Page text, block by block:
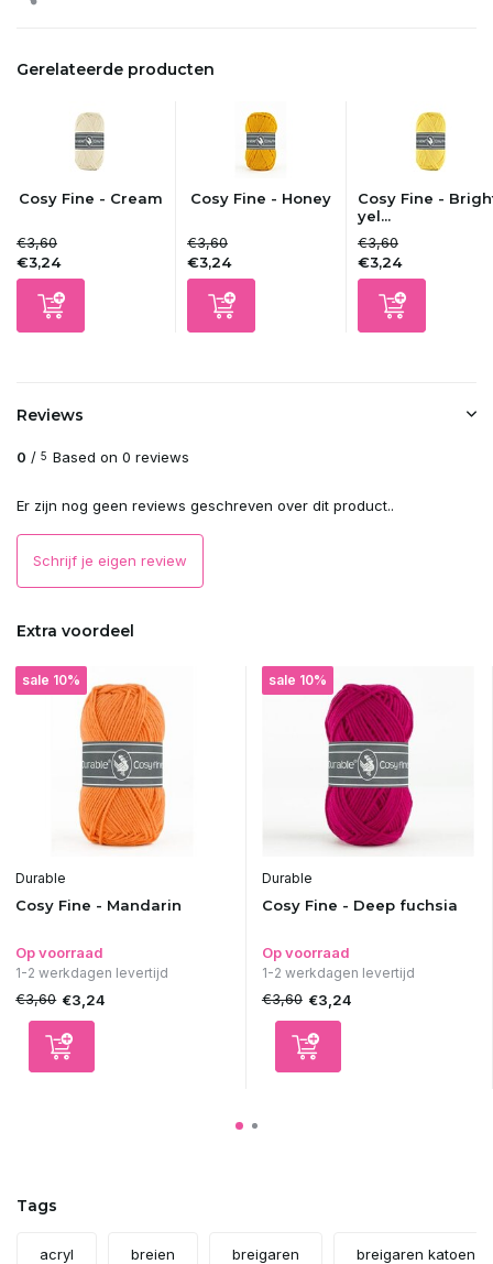
Gerelateerde producten
Cosy Fine - Cream
€3,60
€3,24
Cosy Fine - Honey
€3,60
€3,24
Cosy Fine -
yel...
€3,60
€3,24
Reviews
0 / 5 Based on 0 reviews
Er zijn nog geen reviews geschreven over dit product..
Schrijf je eigen review
Extra voordeel
sale 10%
Durable
Cosy Fine - Mandarin
Op voorraad
1-2 werkdagen levertijd
€3,60 €3,24
sale 10%
Durable
Cosy Fine - Deep fuchsia
Op voorraad
1-2 werkdagen levertijd
€3,60 €3,24
Tags
acryl breien breigaren breigaren katoen